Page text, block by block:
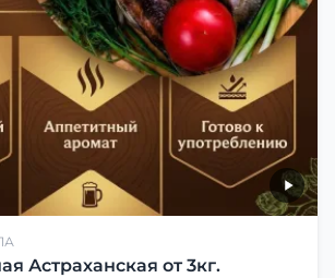
Астраханская от 3кг.